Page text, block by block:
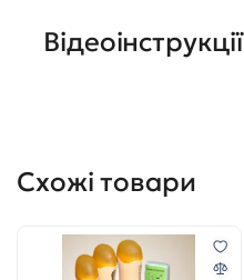
Відеоінструкції
Схожі товари